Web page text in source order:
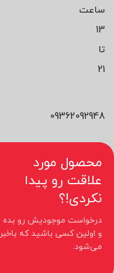
ساعت
13
تا
21
09362092948
محصول مورد
علاقت رو پیدا
نکردی!؟
درخواست موجودیش رو بده
و اولین کسی باشید که باخبر
می‌شود.